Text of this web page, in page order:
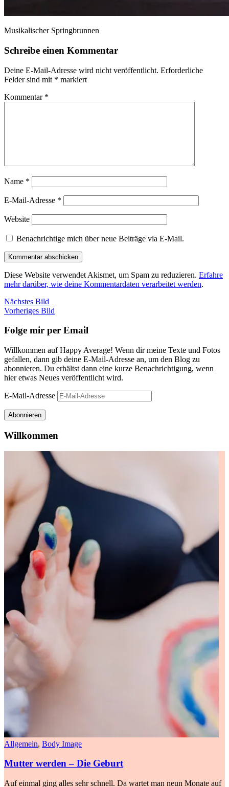
Musikalischer Springbrunnen
Schreibe einen Kommentar
Deine E-Mail-Adresse wird nicht veröffentlicht. Erforderliche
Felder sind mit * markiert
Kommentar *
Name *
E-Mail-Adresse *
Website
Benachrichtige mich über neue Beiträge via E-Mail.
Diese Website verwendet Akismet, um Spam zu reduzieren. Erfahre
mehr darüber, wie deine Kommentardaten verarbeitet werden.
Nächstes Bild
Vorheriges Bild
Folge mir per Email
Willkommen auf Happy Average! Wenn dir meine Texte und Fotos
gefallen, dann gib deine E-Mail-Adresse an, um den Blog zu
abonnieren. Du erhältst dann eine kurze Benachrichtigung, wenn
hier etwas Neues veröffentlicht wird.
E-Mail-Adresse
Abonnieren
Willkommen
Allgemein, Body Image
Mutter werden – Die Geburt
Auf einmal ging alles sehr schnell. Da wartet man neun Monate auf